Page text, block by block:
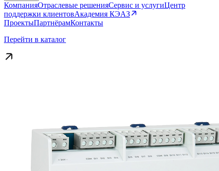
КомпанияОтраслевые решенияСервис и услугиЦентр
поддержки клиентовАкадемия КЭАЗ
ПроектыПартнёрамКонтакты
Перейти в каталог